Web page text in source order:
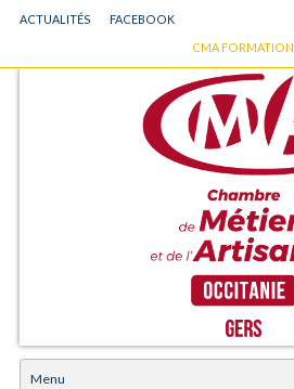
GO
ACTUALITÉS FACEBOOK
CMA FORMATION
Chambre des Métiers et de l'Artisanat du Gers